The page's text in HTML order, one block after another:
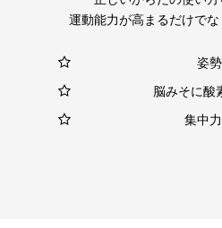
運動能力が高まるだけで
姿
脳みそに酸
集中